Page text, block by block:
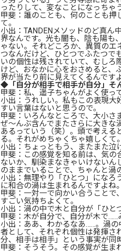
ったりして、変なことになっちゃ
甲斐：誰のことも、何のことも押
て。
小出：TANDENメソッドのど真ん
界なんです。光も闇も、陰も陽も
ゃない。それどころか、異質のエ
つなんだけど、ひとつでふたつで
いの個性は残されていて、むしろ
けど、おなかに心をおさめると
界が当たり前に見えてくるんです
◆「自分が相手で相手が自分」そ
甲斐：私、遥子ちゃんがよく使っ
小出：うれしい。私もこの表現大
すい言葉はないと思うので。
甲斐：いろんなところで、大小さ
ぜ〜んぶ含んでまたさらに大きな
あるっていう（笑）。頭で考える
る。それがめちゃくちゃ嬉しくて
小出：ちょっともう、またまた泣
甲斐：この感覚を知る前は、気の
ないか、馴染まなきゃいけないん
のままでいることで、ちゃんと渦
小出：無理やり「ひとつ」になろ
に和合の渦は生まれるんですよね。
甲斐：一対一で向かい合うことで
すごい気持ちよくて。
小出：渦の中で木と自分が「ひと
甲斐：木が自分で、自分が木で……
小出：ああ、わかるなあ……。渦
者として、それぞれ個性は発揮さ
分、相手は相手」という事実が同
甲斐：そうそう。その感覚が生ま